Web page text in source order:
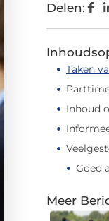
Delen:
Taken
Inhoud
Goed
Meer